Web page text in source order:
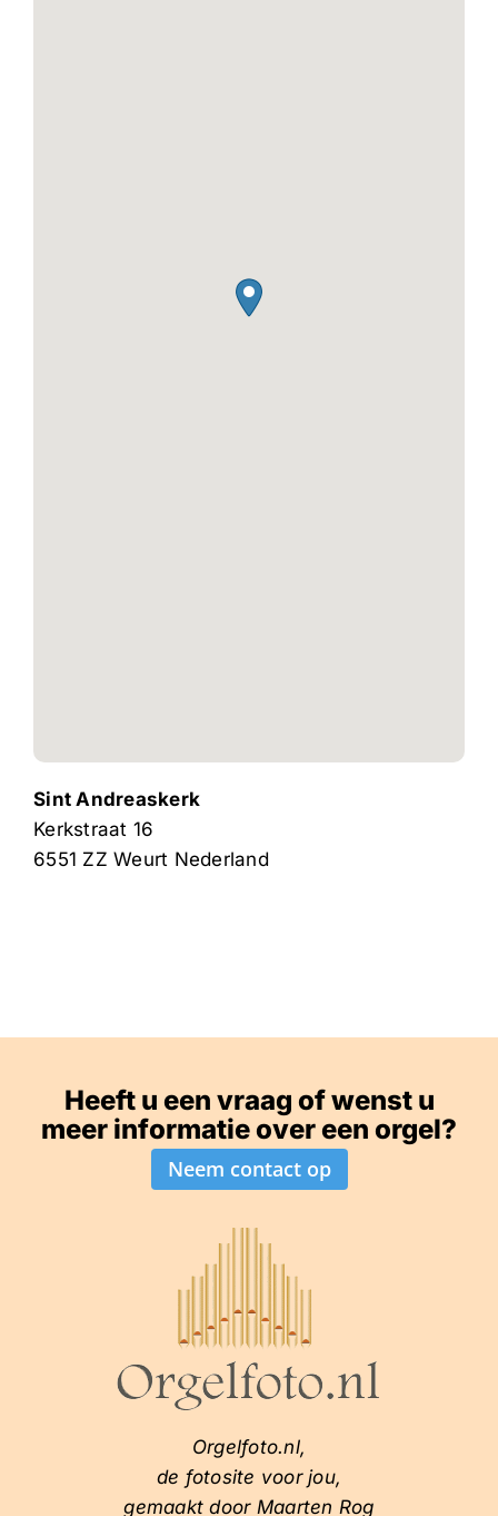
Sint Andreaskerk
Kerkstraat 16
6551 ZZWeurt Nederland
Heeft u een vraag of wenst u
meer informatie over een orgel?
Neem contact op
Orgelfoto.nl,
de fotosite voor jou,
gemaakt door Maarten Rog